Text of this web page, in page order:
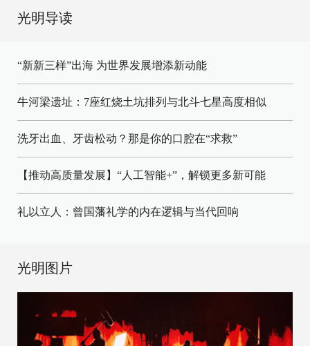
光明导读
“新新三样”出海 为世界发展增添新动能
牛河梁遗址：7座红烧土坑排列与北斗七星高度相似
洗牙出血、牙齿松动？那是你的口腔在“求救”
【推动高质量发展】“人工智能+”，解锁更多新可能
礼以立人：曾国藩礼学的内在逻辑与当代回响
光明图片